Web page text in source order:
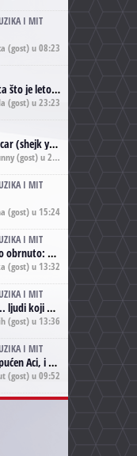
I MIT
(gost) u 08:23
je iz tradicije Navaho indijanaca ;)
(gost) u 23:23
yerbuti )!
(gost) u 20:11
I MIT
(gost) u 15:24
I MIT
za Lenny Kravitza
(gost) u 13:32
I MIT
vozači tramvaja u gsp-u.
(gost) u 13:36
I MIT
Waitsa' ;)
(gost) u 09:52